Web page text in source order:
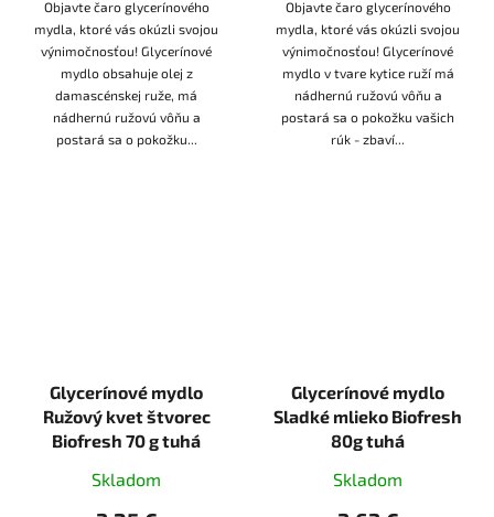
Objavte čaro glycerínového
mydla, ktoré vás okúzli svojou
výnimočnosťou! Glycerínové
mydlo obsahuje olej z
damascénskej ruže, má
nádhernú ružovú vôňu a
postará sa o pokožku...
Objavte čaro glycerínového
mydla, ktoré vás okúzli svojou
výnimočnosťou! Glycerínové
mydlo v tvare kytice ruží má
nádhernú ružovú vôňu a
postará sa o pokožku vašich
rúk - zbaví...
Glycerínové mydlo
Ružový kvet štvorec
Biofresh 70 g tuhá
Skladom
Glycerínové mydlo
Sladké mlieko Biofresh
80g tuhá
Skladom